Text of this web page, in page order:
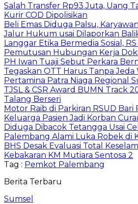
Salah Transfer Rp93 Juta, Uang
Kurir COD Dipolisikan
Beli Emas Diduga Palsu,
Jalur Hukum usai Dilaporkan
Langgar Etika Bermedia Sosial,
Pemutusan Hubungan Kerja
PH Iwan Tuaji Sebut Perkara
Tegaskan OTT Harus Tanpa Jeda
Pertamina Patra Niaga Regional
TJSL & CSR Award BUMN Track
Talang Berseri
Motor Raib di Parkiran RSUD Bari
Keluarga Pasien Jadi Korban
Diduga Dibacok Tetangga Usai
Palembang Alami Luka Robek di
BHS Desak Evaluasi Total
Kebakaran KM Mutiara Sentosa 2
Tag : Pemkot Palembang
Berita Terbaru
Sumsel